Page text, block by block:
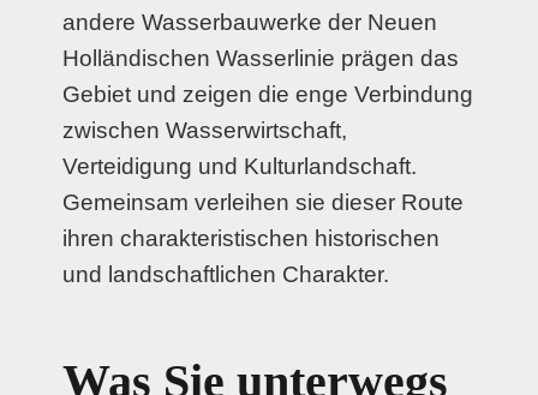
andere Wasserbauwerke der Neuen
Holländischen Wasserlinie prägen das
Gebiet und zeigen die enge Verbindung
zwischen Wasserwirtschaft,
Verteidigung und Kulturlandschaft.
Gemeinsam verleihen sie dieser Route
ihren charakteristischen historischen
und landschaftlichen Charakter.
Was Sie unterwegs